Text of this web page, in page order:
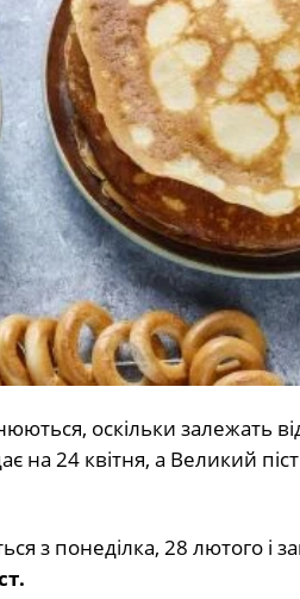
оскільки залежать
на 24 квітня, а Великий
з понеділка, 28 лютого і